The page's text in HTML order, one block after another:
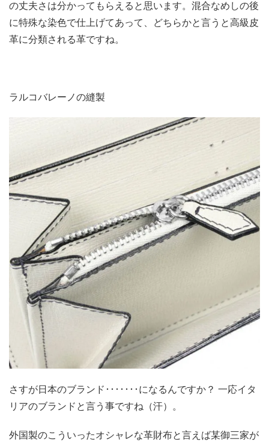
の丈夫さは分かってもらえると思います。混合なめしの後
に特殊な染色で仕上げてあって、どちらかと言うと高級皮
革に分類される革ですね。
ラルコバレーノの縫製
さすが日本のブランド･･･････になるんですか？ 一応イタ
リアのブランドと言う事ですね（汗）。
外国製のこういったオシャレな革財布と言えば某御三家が